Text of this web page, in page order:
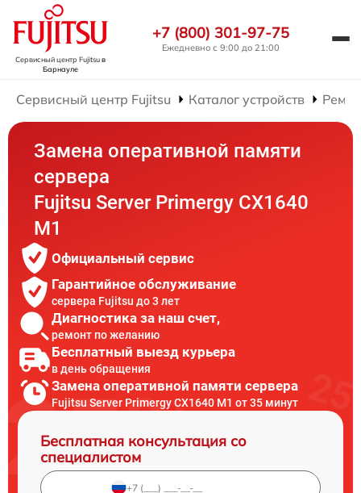
Сервисный центр Fujitsuв
Барнауле
+7 (800) 301-97-75
Ежедневно с 9:00 до 21:00
Сервисный центр Fujitsu Каталог устройств
Замена оперативной памяти
сервера
Fujitsu Server Primergy CX1640
M1
Официальный сервис
Гарантийное обслуживание
сервера Fujitsu до 3 лет
Диагностика за наш счет,
ремонт по желанию
Бесплатный выезд курьера
в день обращения
Замена оперативной памяти сервера
Fujitsu Server Primergy CX1640 M1 от 35 минут
Бесплатная консультация со
специалистом